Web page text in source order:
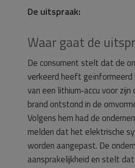
De uitspraak:
Waar gaat de
De consument stelt dat de
verkeerd heeft geïnformeerd
van een lithium‑accu voor
brand ontstond in de
Volgens hem had de
melden dat het elektrische
worden aangepast. De
aansprakelijkheid en stelt